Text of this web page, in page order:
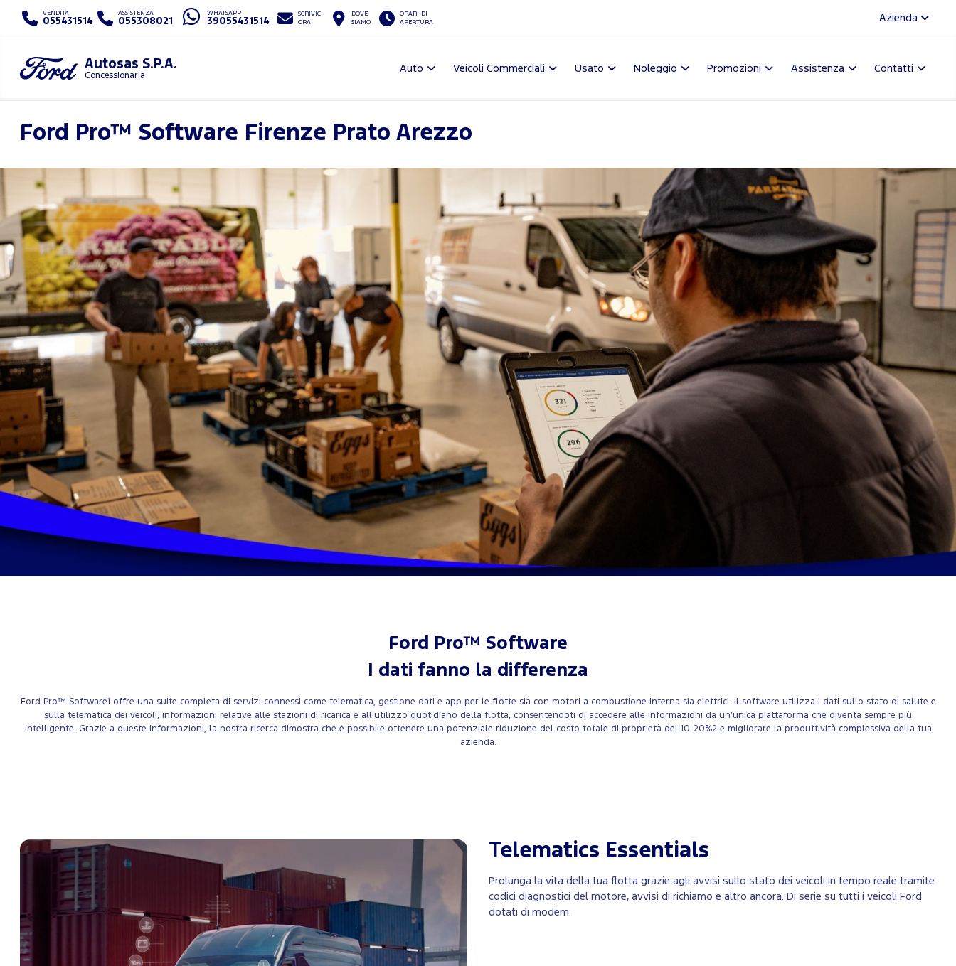
VENDITA
055431514
ASSISTENZA
055308021
WHATSAPP
39055431514
SCRIVICI
ORA
DOVE
SIAMO
ORARI DI
APERTURA
Azienda
Autosas S.P.A.
Concessionaria
Auto Veicoli Commerciali Usato Noleggio Promozioni Assistenza Contatti
Ford Pro™ Software Firenze Prato Arezzo
Ford Pro™ Software
I dati fanno la differenza
Ford Pro™ Software1 offre una suite completa di servizi connessi come telematica, gestione dati e app per le flotte sia con motori a combustione interna sia elettrici. Il software utilizza i dati sullo stato di salute e
sulla telematica dei veicoli, informazioni relative alle stazioni di ricarica e all'utilizzo quotidiano della flotta, consentendoti di accedere alle informazioni da un’unica piattaforma che diventa sempre più
intelligente. Grazie a queste informazioni, la nostra ricerca dimostra che è possibile ottenere una potenziale riduzione del costo totale di proprietà del 10-20%2 e migliorare la produttività complessiva della tua
azienda.
Telematics Essentials
Prolunga la vita della tua flotta grazie agli avvisi sullo stato dei veicoli in tempo reale tramite
codici diagnostici del motore, avvisi di richiamo e altro ancora. Di serie su tutti i veicoli Ford
dotati di modem.